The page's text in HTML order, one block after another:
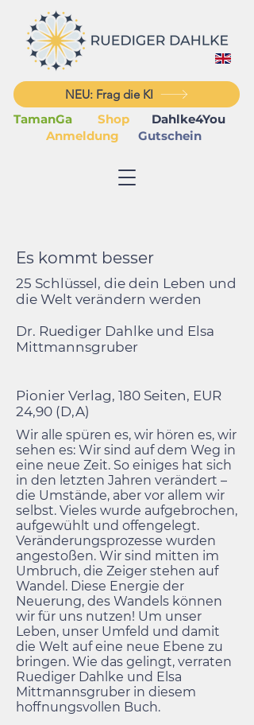
NEU: Frag die KI
TamanGa
Shop
Dahlke4You
Anmeldung
Gutschein
Es kommt besser
25 Schlüssel, die dein Leben und
die Welt verändern werden
Dr. Ruediger Dahlke und Elsa
Mittmannsgruber
Pionier Verlag, 180 Seiten, EUR
24,90 (D,A)
Wir alle spüren es, wir hören es, wir
sehen es: Wir sind auf dem Weg in
eine neue Zeit. So einiges hat sich
in den letzten Jahren verändert –
die Umstände, aber vor allem wir
selbst. Vieles wurde aufgebrochen,
aufgewühlt und offengelegt.
Veränderungsprozesse wurden
angestoßen. Wir sind mitten im
Umbruch, die Zeiger stehen auf
Wandel. Diese Energie der
Neuerung, des Wandels können
wir für uns nutzen! Um unser
Leben, unser Umfeld und damit
die Welt auf eine neue Ebene zu
bringen. Wie das gelingt, verraten
Ruediger Dahlke und Elsa
Mittmannsgruber in diesem
hoffnungsvollen Buch.